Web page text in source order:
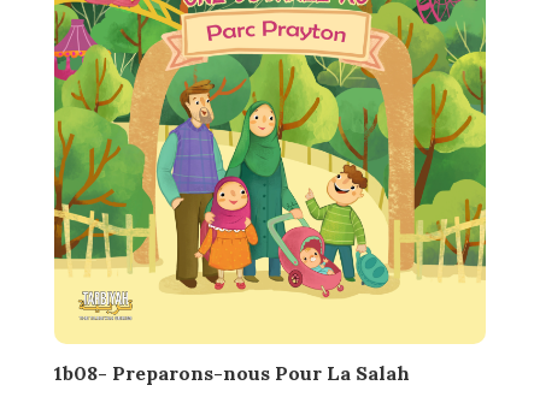
1b08- Preparons-nous Pour La Salah